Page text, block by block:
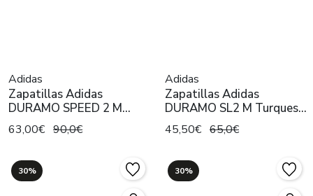
Adidas
Zapatillas Adidas
DURAMO SPEED 2 M
Blanco Hombre
63,00€ 90,0€
Adidas
Zapatillas Adidas
DURAMO SL2 M Turquesa
Hombre
45,50€ 65,0€
30% 30%